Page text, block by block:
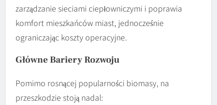
zarządzanie sieciami ciepłowniczymi i poprawia
komfort mieszkańców miast, jednocześnie
ograniczając koszty operacyjne.
Główne Bariery Rozwoju
Pomimo rosnącej popularności biomasy, na
przeszkodzie stoją nadal: